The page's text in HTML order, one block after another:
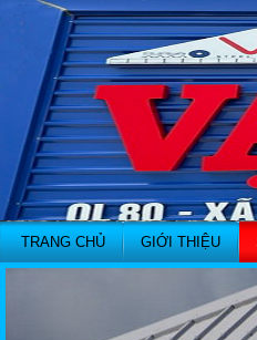
TRANG CHỦ GIỚI THIỆU